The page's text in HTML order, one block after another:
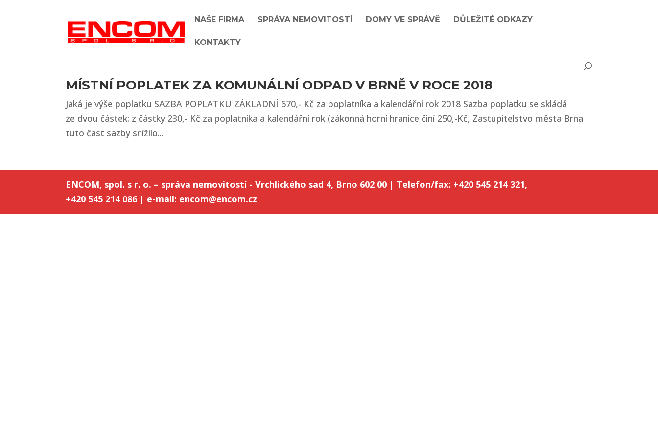
NAŠE FIRMA SPRÁVA NEMOVITOSTÍ DOMY VE SPRÁVĚ DŮLEŽITÉ ODKAZY
KONTAKTY
MÍSTNÍ POPLATEK ZA KOMUNÁLNÍ ODPAD V BRNĚ V ROCE 2018
Jaká je výše poplatku SAZBA POPLATKU ZÁKLADNÍ 670,- Kč za poplatníka a kalendářní rok 2018 Sazba poplatku se skládá
ze dvou částek: z částky 230,- Kč za poplatníka a kalendářní rok (zákonná horní hranice činí 250,-Kč, Zastupitelstvo města Brna
tuto část sazby snížilo...
ENCOM, spol. s r. o. – správa nemovitostí - Vrchlického sad 4, Brno 602 00 | Telefon/fax: +420 545 214 321,
+420 545 214 086 | e-mail: encom@encom.cz